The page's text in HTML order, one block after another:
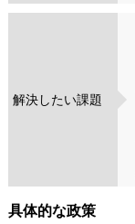
解決したい課題
具体的な政策